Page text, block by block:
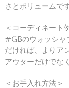
さとボリュームです
＜コーディネート
#GBのウォッシャ
だければ、よりア
アウターだけでな
＜お手入れ方法＞